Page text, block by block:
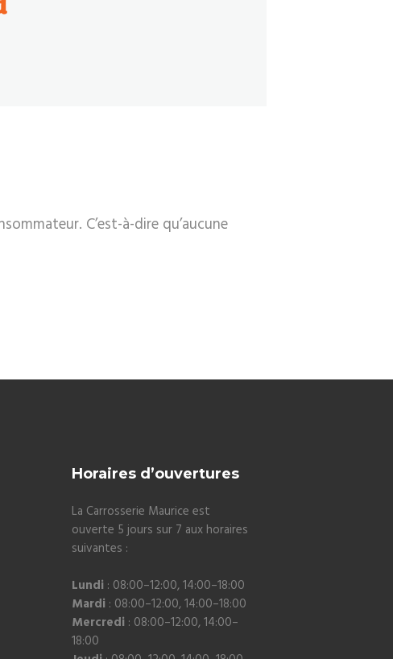
C’est-à-dire qu’aucune
Horaires d’ouvertures
La Carrosserie Maurice est
ouverte 5 jours sur 7 aux horaires
suivantes :
Lundi : 08:00–12:00, 14:00–18:00
Mardi : 08:00–12:00, 14:00–18:00
Mercredi : 08:00–12:00, 14:00–
18:00